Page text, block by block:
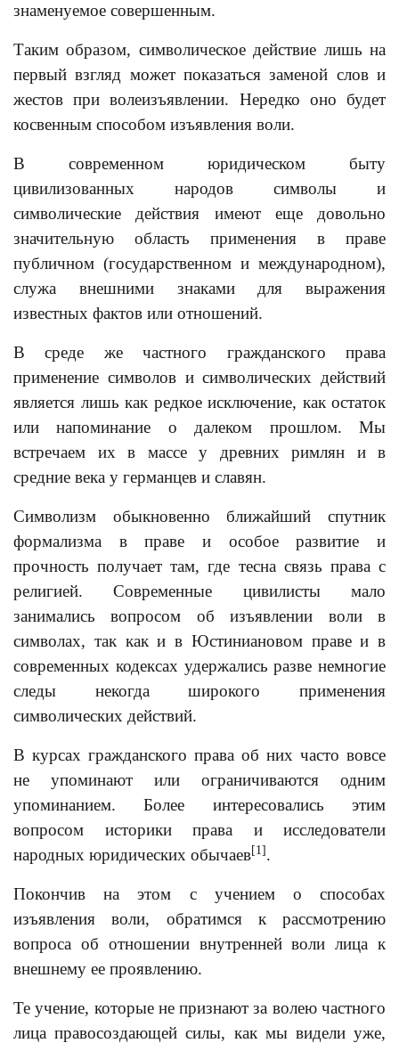
знаменуемое совершенным.
Таким образом, символическое действие лишь на
первый взгляд может показаться заменой слов и
жестов при волеизъявлении. Нередко оно будет
косвенным способом изъявления воли.
В современном юридическом быту
цивилизованных народов символы и
символические действия имеют еще довольно
значительную область применения в праве
публичном (государственном и международном),
служа внешними знаками для выражения
известных фактов или отношений.
В среде же частного гражданского права
применение символов и символических действий
является лишь как редкое исключение, как остаток
или напоминание о далеком прошлом. Мы
встречаем их в массе y древних римлян и в
средние века y германцев и славян.
Символизм обыкновенно ближайший спутник
формализма в праве и особое развитие и
прочность получает там, где тесна связь права с
религией. Современные цивилисты мало
занимались вопросом об изъявлении воли в
символах, так как и в Юстиниановом праве и в
современных кодексах удержались разве немногие
следы некогда широкого применения
символических действий.
В курсах гражданского права об них часто вовсе
не упоминают или ограничиваются одним
упоминанием. Более интересовались этим
вопросом историки права и исследователи
народных юридических обычаев[1] .
Покончив на этом с учением о способах
изъявления воли, обратимся к рассмотрению
вопроса об отношении внутренней воли лица к
внешнему ее проявлению.
Те учение, которые не признают за волею частного
лица правосоздающей силы, как мы видели уже,